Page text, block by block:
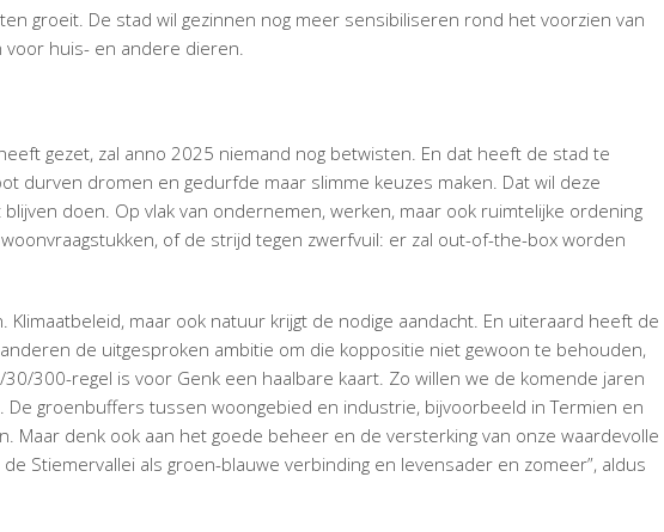
groeit. De stad wil gezinnen nog meer sensibiliseren rond het voorzien van
huis- en andere dieren.
gezet, zal anno 2025 niemand nog betwisten. En dat heeft de stad te
durven dromen en gedurfde maar slimme keuzes maken. Dat wil deze
doen. Op vlak van ondernemen, werken, maar ook ruimtelijke ordening
of de strijd tegen zwerfvuil: er zal out-of-the-box worden
Klimaatbeleid, maar ook natuur krijgt de nodige aandacht. En uiteraard heeft de
de uitgesproken ambitie om die koppositie niet gewoon te behouden,
300-regel is voor Genk een haalbare kaart. Zo willen we de komende jaren
groenbuffers tussen woongebied en industrie, bijvoorbeeld in Termien en
Maar denk ook aan het goede beheer en de versterking van onze waardevolle
Stiemervallei als groen-blauwe verbinding en levensader en zomeer”, aldus